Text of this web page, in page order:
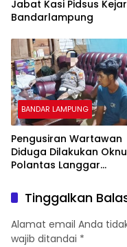
Jabat Kasi Pidsus
Bandarlampung
BANDAR LAMPUNG
Pengusiran Wartawan
Diduga Dilakukan
Polantas Langgar
Tinggalkan
Alamat email Anda
wajib ditandai *